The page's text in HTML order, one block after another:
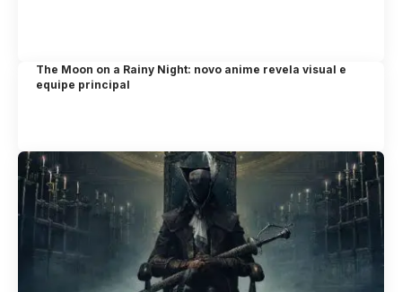
The Moon on a Rainy Night: novo anime revela visual e
equipe principal